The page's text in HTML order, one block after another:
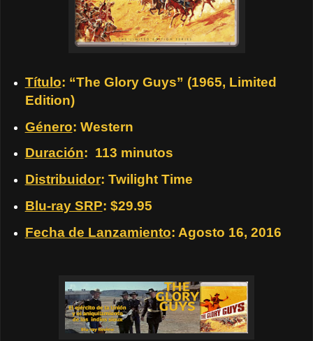
Título: “The Glory Guys” (1965, Limited
Edition)
Género: Western
Duración: 113 minutos
Distribuidor: Twilight Time
Blu-ray SRP: $29.95
Fecha de Lanzamiento: Agosto 16, 2016